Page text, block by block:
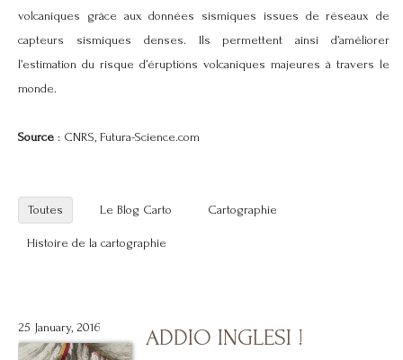
volcaniques grâce aux données sismiques issues de réseaux de
capteurs sismiques denses. Ils permettent ainsi d’améliorer
l’estimation du risque d’éruptions volcaniques majeures à travers le
monde.
Source : CNRS, Futura-Science.com
Toutes Le Blog Carto Cartographie
Histoire de la cartographie
25 January, 2016 ADDIO INGLESI !